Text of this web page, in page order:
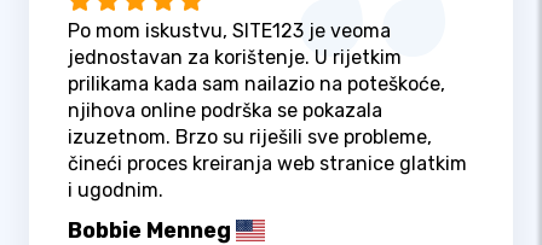
Po mom iskustvu, SITE123 je veoma
jednostavan za korištenje. U rijetkim
prilikama kada sam nailazio na poteškoće,
njihova online podrška se pokazala
izuzetnom. Brzo su riješili sve probleme,
čineći proces kreiranja web stranice glatkim
i ugodnim.
Bobbie Menneg